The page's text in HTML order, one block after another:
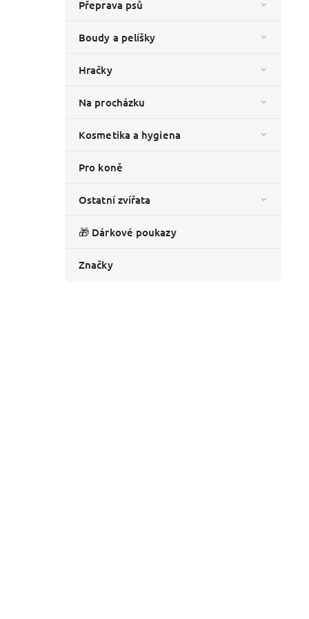
Přeprava psů
Boudy a pelíšky
Hračky
Na procházku
Kosmetika a hygiena
Pro koně
Ostatní zvířata
🎁 Dárkové poukazy
Značky